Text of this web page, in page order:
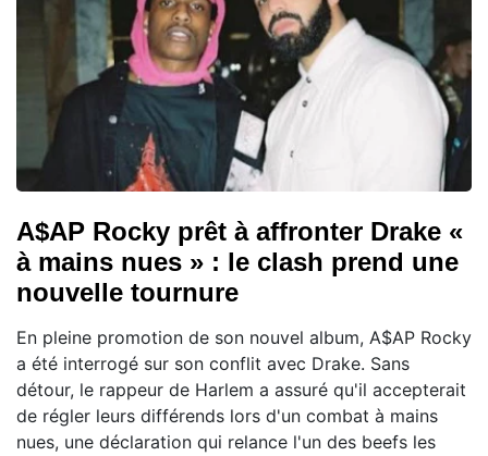
A$AP Rocky prêt à affronter Drake «
à mains nues » : le clash prend une
nouvelle tournure
En pleine promotion de son nouvel album, A$AP Rocky
a été interrogé sur son conflit avec Drake. Sans
détour, le rappeur de Harlem a assuré qu'il accepterait
de régler leurs différends lors d'un combat à mains
nues, une déclaration qui relance l'un des beefs les